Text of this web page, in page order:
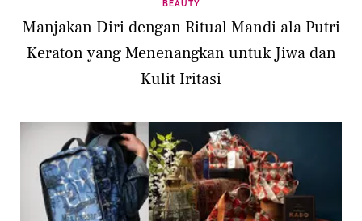
BEAUTY
Manjakan Diri dengan Ritual Mandi ala Putri
Keraton yang Menenangkan untuk Jiwa dan
Kulit Iritasi